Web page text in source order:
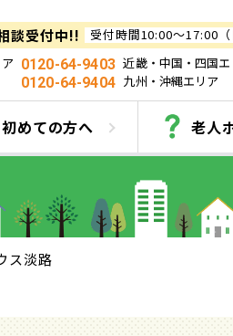
談受付中!!
受付時間10:00～17:00（
0120-64-9403 近畿・中国・四国
0120-64-9404 九州・沖縄エリア
初めての方へ 老人
マンハウ
ス淡路